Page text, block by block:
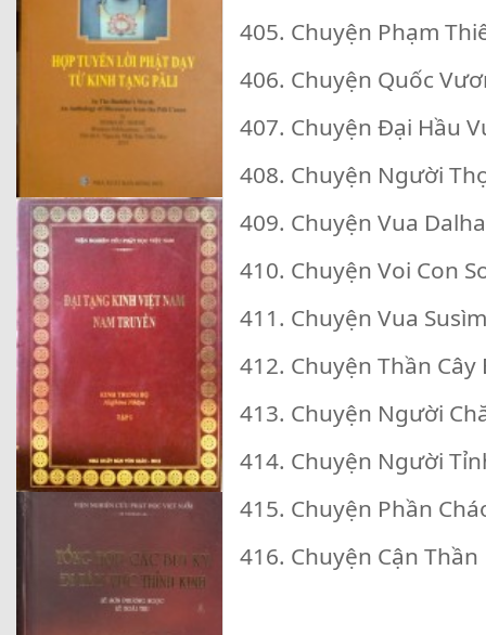
405. Chuyện Phạm
406. Chuyện Quốc
407. Chuyện Đại Hầu
408. Chuyện Người
409. Chuyện Vua
410. Chuyện Voi Con
411. Chuyện Vua
412. Chuyện Thần Cây
413. Chuyện Người
414. Chuyện Người
415. Chuyện Phần
416. Chuyện Cận